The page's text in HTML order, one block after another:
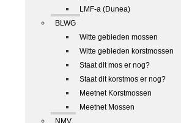
LMF-a (Dunea)
BLWG
Witte gebieden mossen
Witte gebieden korstmossen
Staat dit mos er nog?
Staat dit korstmos er nog?
Meetnet Korstmossen
Meetnet Mossen
NMV